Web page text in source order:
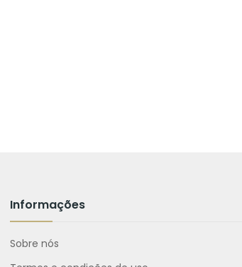
Informações
Sobre nós